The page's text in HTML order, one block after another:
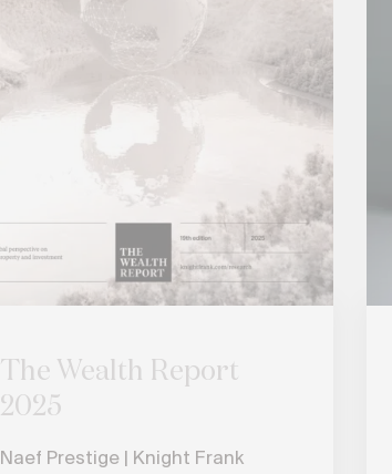
The Wealth Report
2025
Naef Prestige | Knight Frank